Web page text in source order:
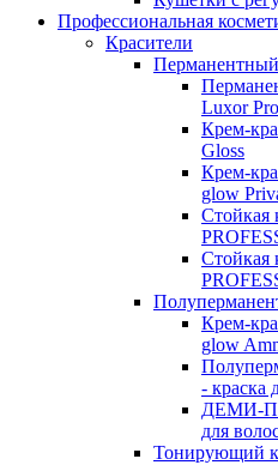
Профессиональная
Красители
Перманентный
Luxor
Крем-
Gloss
Крем-
glow
Стойкая
Стойкая
Крем-
glow
- краска
ДЕМИ-
для
Тонирующий